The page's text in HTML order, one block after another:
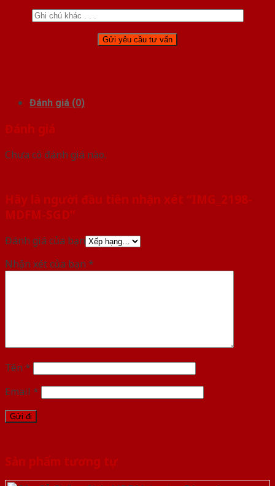
Đánh giá (0)
Đánh giá
Chưa có đánh giá nào.
Hãy là người đầu tiên nhận xét “IMG_2198-
MDFM-SGD”
Đánh giá của bạn
Nhận xét của bạn *
Tên *
Email *
Sản phẩm tương tự